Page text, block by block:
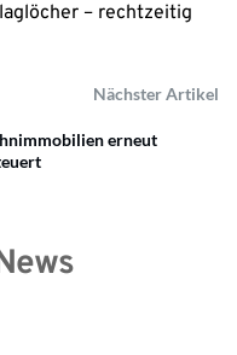
– rechtzeitig
Nächster Artikel
erneut